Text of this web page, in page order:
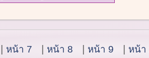
หน้า 7 หน้า 8 หน้า 9 หน้า